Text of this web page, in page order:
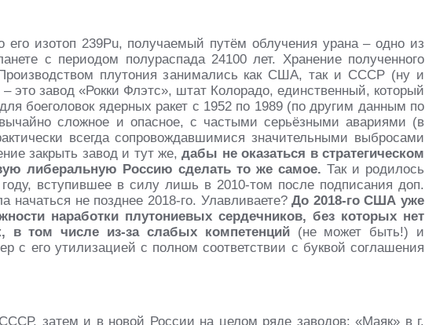
изотоп 239Pu, получаемый путём облучения урана – одно из
с периодом полураспада 24100 лет. Хранение полученного
плутония занимались как США, так и СССР (ну и
это завод «Рокки Флэтс», штат Колорадо, единственный, который
боеголовок ядерных ракет с 1952 по 1989 (по другим данным по
сложное и опасное, с частыми серьёзными авариями (в
всегда сопровождавшимися значительными выбросами
закрыть завод и тут же,дабы не оказаться в стратегическом
либеральную Россию сделать то же самое. Так и родилось
вступившее в силу лишь в 2010-том после подписания доп.
начаться не позднее 2018-го. Улавливаете?До 2018-го США уже
наработки плутониевых сердечников, без которых нет
в том числе из-за слабых компетенций(не может быть!) и
с его утилизацией с полном соответствии с буквой соглашения
затем и в новой России на целом ряде заводов: «Маяк» в г.